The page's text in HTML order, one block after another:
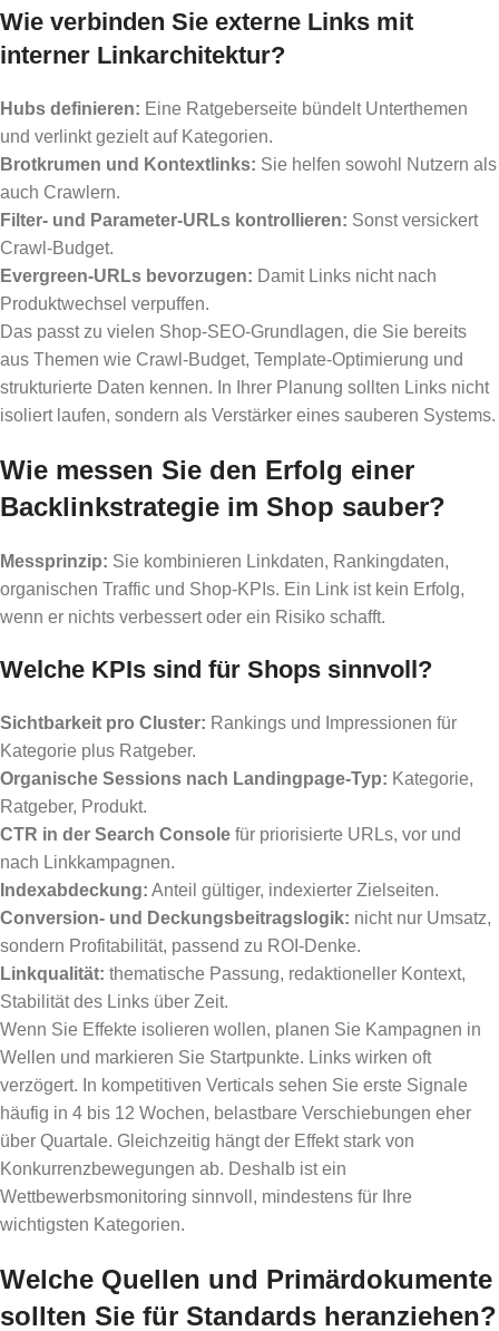
Wie verbinden Sie externe Links mit
interner Linkarchitektur?
Hubs definieren: Eine Ratgeberseite bündelt Unterthemen
und verlinkt gezielt auf Kategorien.
Brotkrumen und Kontextlinks: Sie helfen sowohl Nutzern als
auch Crawlern.
Filter- und Parameter-URLs kontrollieren: Sonst versickert
Crawl-Budget.
Evergreen-URLs bevorzugen: Damit Links nicht nach
Produktwechsel verpuffen.
Das passt zu vielen Shop-SEO-Grundlagen, die Sie bereits
aus Themen wie Crawl-Budget, Template-Optimierung und
strukturierte Daten kennen. In Ihrer Planung sollten Links nicht
isoliert laufen, sondern als Verstärker eines sauberen Systems.
Wie messen Sie den Erfolg einer
Backlinkstrategie im Shop sauber?
Messprinzip: Sie kombinieren Linkdaten, Rankingdaten,
organischen Traffic und Shop-KPIs. Ein Link ist kein Erfolg,
wenn er nichts verbessert oder ein Risiko schafft.
Welche KPIs sind für Shops sinnvoll?
Sichtbarkeit pro Cluster: Rankings und Impressionen für
Kategorie plus Ratgeber.
Organische Sessions nach Landingpage-Typ: Kategorie,
Ratgeber, Produkt.
CTR in der Search Console für priorisierte URLs, vor und
nach Linkkampagnen.
Indexabdeckung: Anteil gültiger, indexierter Zielseiten.
Conversion- und Deckungsbeitragslogik: nicht nur Umsatz,
sondern Profitabilität, passend zu ROI-Denke.
Linkqualität: thematische Passung, redaktioneller Kontext,
Stabilität des Links über Zeit.
Wenn Sie Effekte isolieren wollen, planen Sie Kampagnen in
Wellen und markieren Sie Startpunkte. Links wirken oft
verzögert. In kompetitiven Verticals sehen Sie erste Signale
häufig in 4 bis 12 Wochen, belastbare Verschiebungen eher
über Quartale. Gleichzeitig hängt der Effekt stark von
Konkurrenzbewegungen ab. Deshalb ist ein
Wettbewerbsmonitoring sinnvoll, mindestens für Ihre
wichtigsten Kategorien.
Welche Quellen und Primärdokumente
sollten Sie für Standards heranziehen?